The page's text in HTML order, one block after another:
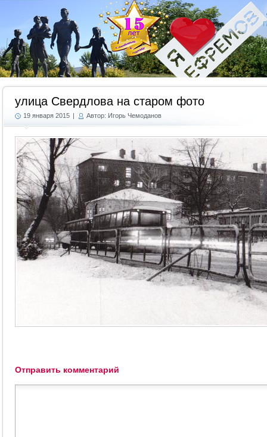
улица Свердлова на старом фото
19 января 2015 | Автор: Игорь Чемоданов
Отправить комментарий